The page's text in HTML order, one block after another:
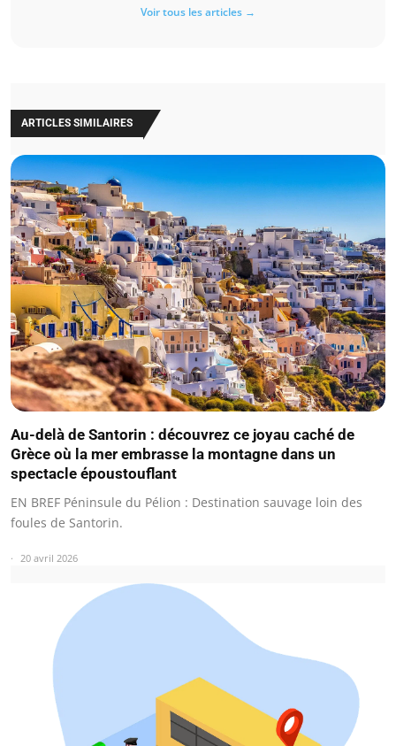
Voir tous les articles →
ARTICLES SIMILAIRES
Au-delà de Santorin : découvrez ce joyau caché de
Grèce où la mer embrasse la montagne dans un
spectacle époustouflant
EN BREF Péninsule du Pélion : Destination sauvage loin des
foules de Santorin.
20 avril 2026